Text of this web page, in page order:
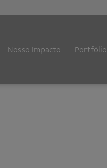
Nosso Impacto Portfólio